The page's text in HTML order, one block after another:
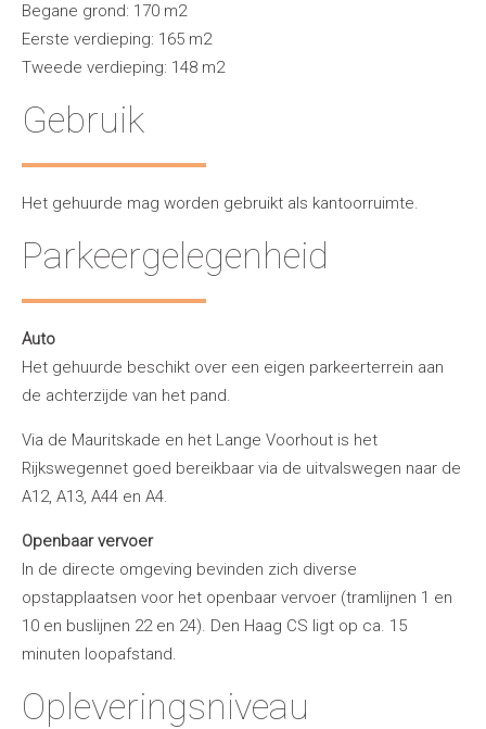
Begane grond: 170 m2
Eerste verdieping: 165 m2
Tweede verdieping: 148 m2
Gebruik
Het gehuurde mag worden gebruikt als kantoorruimte.
Parkeergelegenheid
Auto
Het gehuurde beschikt over een eigen parkeerterrein aan
de achterzijde van het pand.
Via de Mauritskade en het Lange Voorhout is het
Rijkswegennet goed bereikbaar via de uitvalswegen naar de
A12, A13, A44 en A4.
Openbaar vervoer
In de directe omgeving bevinden zich diverse
opstapplaatsen voor het openbaar vervoer (tramlijnen 1 en
10 en buslijnen 22 en 24). Den Haag CS ligt op ca. 15
minuten loopafstand.
Opleveringsniveau